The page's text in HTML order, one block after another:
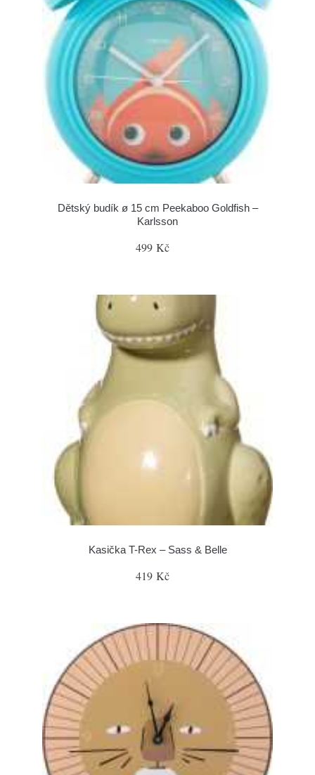
Dětský budík ø 15 cm Peekaboo Goldfish –
Karlsson
499 Kč
Kasička T-Rex – Sass & Belle
419 Kč